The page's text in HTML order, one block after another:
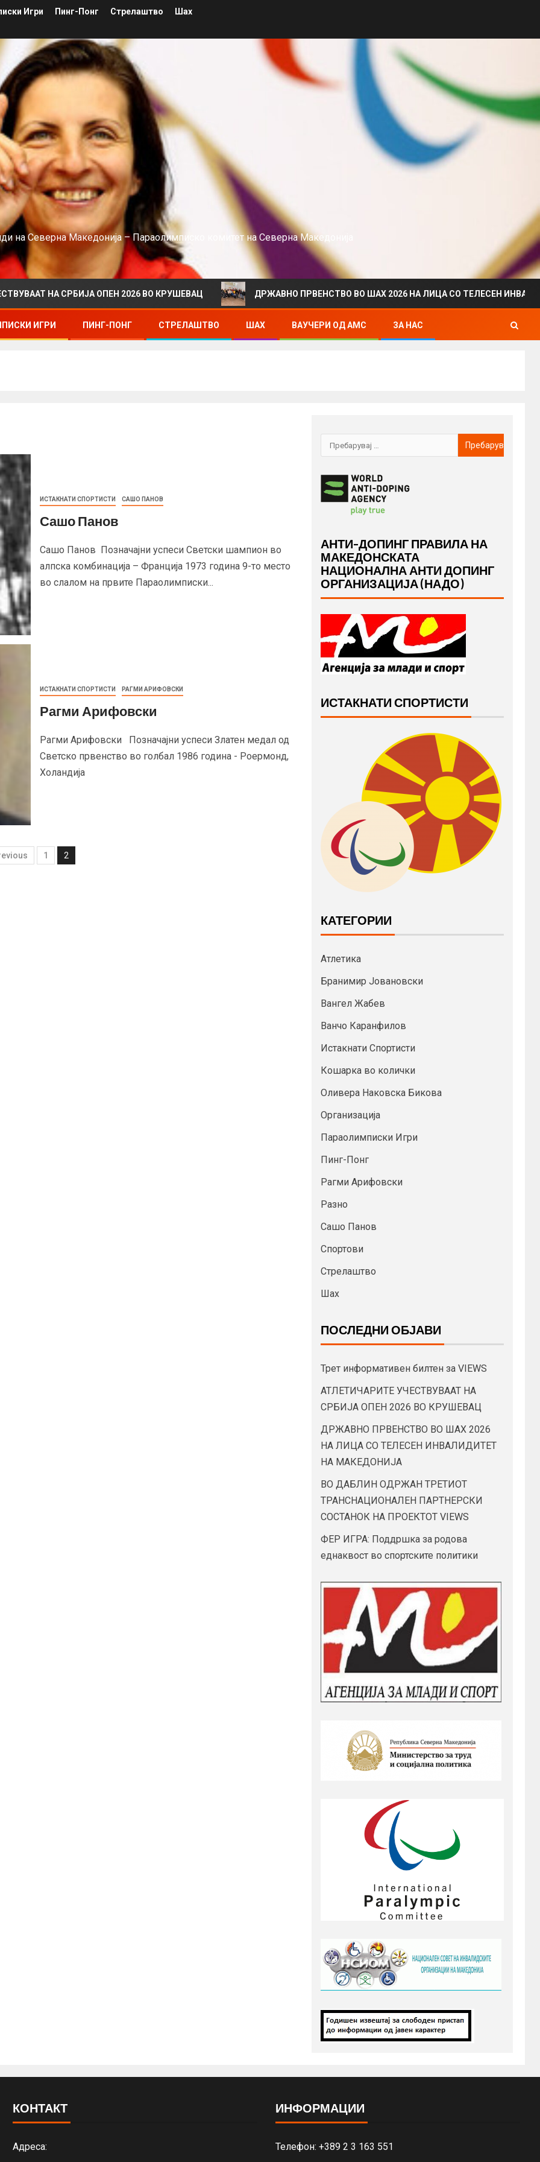
Игри Пинг-Понг Стрелаштво Шах
на Северна Македонија – Параолимписко комитет на Северна Македонија
НА СРБИЈА ОПЕН 2026 ВО КРУШЕВАЦ ДРЖАВНО ПРВЕНСТВО ВО ШАХ 2026 НА ЛИЦА СО ТЕЛЕСЕН ИНВАЛИДИТЕТ
ИГРИ ПИНГ-ПОНГ СТРЕЛАШТВО ШАХ ВАУЧЕРИ ОД АМС ЗА НАС
ИСТАКНАТИ СПОРТИСТИ САШО ПАНОВ
Сашо Панов
Сашо Панов Позначајни успеси Светски шампион во
алпска комбинација – Франција 1973 година 9-то место
во слалом на првите Параолимписки...
ИСТАКНАТИ СПОРТИСТИ РАГМИ АРИФОВСКИ
Рагми Арифовски
Рагми Арифовски Позначајни успеси Златен медал од
Светско првенство во голбал 1986 година - Роермонд,
Холандија
1 2
АНТИ-ДОПИНГ ПРАВИЛА НА
МАКЕДОНСКАТА
НАЦИОНАЛНА АНТИ ДОПИНГ
ОРГАНИЗАЦИЈА (НАДО)
ИСТАКНАТИ СПОРТИСТИ
КАТЕГОРИИ
Атлетика
Бранимир Јовановски
Вангел Жабев
Ванчо Каранфилов
Истакнати Спортисти
Кошарка во колички
Оливера Наковска Бикова
Организација
Параолимписки Игри
Пинг-Понг
Рагми Арифовски
Разно
Сашо Панов
Спортови
Стрелаштво
Шах
ПОСЛЕДНИ ОБЈАВИ
Трет информативен билтен за VIEWS
АТЛЕТИЧАРИТЕ УЧЕСТВУВААТ НА
СРБИЈА ОПЕН 2026 ВО КРУШЕВАЦ
ДРЖАВНО ПРВЕНСТВО ВО ШАХ 2026
НА ЛИЦА СО ТЕЛЕСЕН ИНВАЛИДИТЕТ
НА МАКЕДОНИЈА
ВО ДАБЛИН ОДРЖАН ТРЕТИОТ
ТРАНСНАЦИОНАЛЕН ПАРТНЕРСКИ
СОСТАНОК НА ПРОЕКТОТ VIEWS
ФЕР ИГРА: Поддршка за родова
еднаквост во спортските политики
КОНТАКТ
Адреса:
ИНФОРМАЦИИ
Телефон: +389 2 3 163 551